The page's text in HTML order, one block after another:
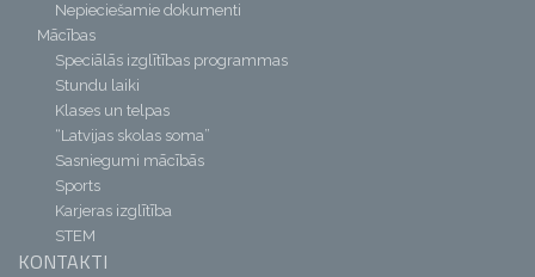
Nepieciešamie dokumenti
Mācības
Speciālās izglītības programmas
Stundu laiki
Klases un telpas
“Latvijas skolas soma”
Sasniegumi mācībās
Sports
Karjeras izglītība
STEM
KONTAKTI